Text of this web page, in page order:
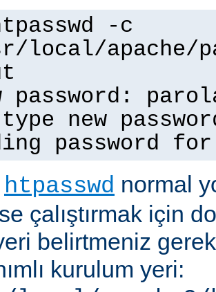
-c
local/apache/
password:
type new
password
htpasswd normal
çalıştırmak için
belirtmeniz
kurulum yeri: